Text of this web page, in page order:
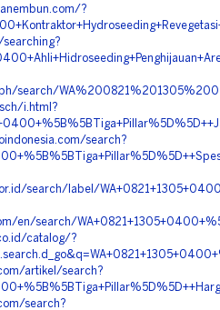
?
search/
i.html?
search?
search/label/
en/search/
catalog/?
artikel/search?
search?